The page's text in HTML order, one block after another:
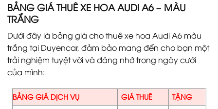
BẢNG GIÁ THUÊ XE HOA AUDI A6 – MÀU
TRẮNG
Dưới đây là bảng giá cho thuê xe hoa Audi A6 màu
trắng tại Duyencar, đảm bảo mang đến cho bạn một
trải nghiệm tuyệt vời và đáng nhớ trong ngày cưới
của mình:
BẢNG GIÁ DỊCH VỤ GIÁ THUÊ TẶNG